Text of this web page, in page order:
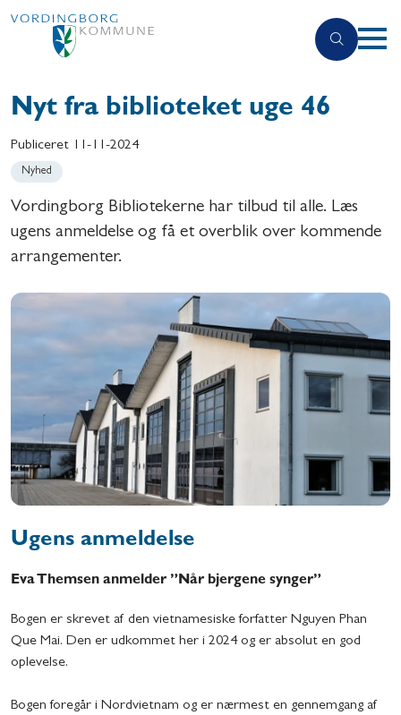
Nyt fra biblioteket uge 46
Publiceret 11-11-2024
Nyhed
Vordingborg Bibliotekerne har tilbud til alle. Læs
ugens anmeldelse og få et overblik over kommende
arrangementer.
Ugens anmeldelse
Eva Themsen anmelder ”Når bjergene synger”
Bogen er skrevet af den vietnamesiske forfatter Nguyen Phan
Que Mai. Den er udkommet her i 2024 og er absolut en god
oplevelse.
Bogen foregår i Nordvietnam og er nærmest en gennemgang af